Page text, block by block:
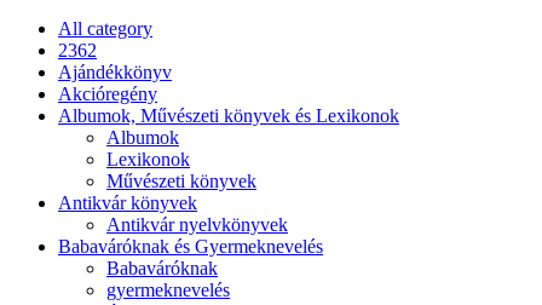
All category
2362
Ajándékkönyv
Akcióregény
Albumok, Művészeti könyvek és Lexikonok
Albumok
Lexikonok
Művészeti könyvek
Antikvár könyvek
Antikvár nyelvkönyvek
Babaváróknak és Gyermeknevelés
Babaváróknak
gyermeknevelés